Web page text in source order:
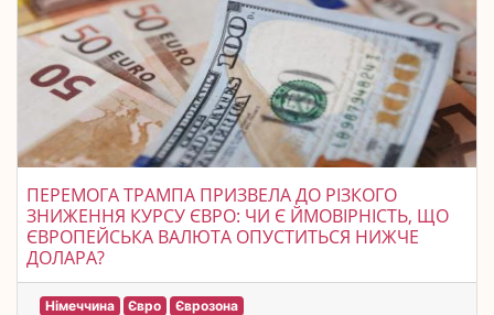
ПЕРЕМОГА ТРАМПА ПРИЗВЕЛА ДО РІЗКОГО
ЗНИЖЕННЯ КУРСУ ЄВРО: ЧИ Є ЙМОВІРНІСТЬ, ЩО
ЄВРОПЕЙСЬКА ВАЛЮТА ОПУСТИТЬСЯ НИЖЧЕ
ДОЛАРА?
Німеччина Євро Єврозона